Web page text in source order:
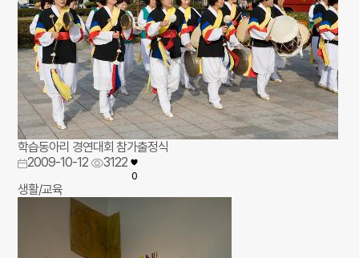
학습동아리 경연대회 참가출정식
2009-10-12
3122
0
생활/교육